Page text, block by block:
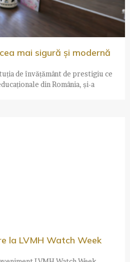
mai sigură și modernă
de învățământ de prestigiu ce
din România, și-a
la LVMH Watch Week